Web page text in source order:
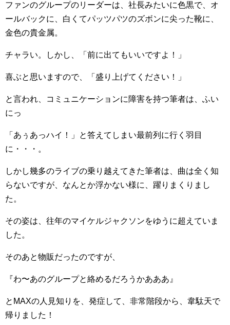
ファンのグループのリーダーは、社長みたいに色黒で、オ
ールバックに、白くてパッツパツのズボンに尖った靴に、
金色の貴金属。
チャラい。しかし、「前に出てもいいですよ！」
喜ぶと思いますので、「盛り上げてください！」
と言われ、コミュニケーションに障害を持つ筆者は、ふい
にっ
「あぅあっハイ！」と答えてしまい最前列に行く羽目
に・・・。
しかし幾多のライブの乗り越えてきた筆者は、曲は全く知
らないですが、なんとか浮かない様に、躍りまくりまし
た。
その姿は、往年のマイケルジャクソンをゆうに超えていま
した。
そのあと物販だったのですが、
『わ〜あのグループと絡めるだろうかあああ』
とMAXの人見知りを、発症して、非常階段から、韋駄天で
帰りました！